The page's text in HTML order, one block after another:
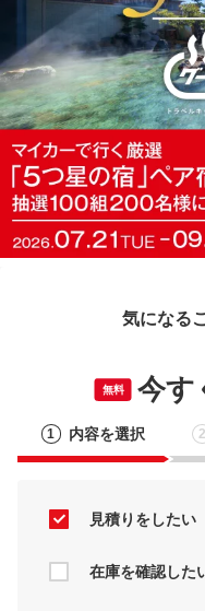
気になる
無料 今す
1 内容を選択 2
見積りをしたい
在庫を確認した